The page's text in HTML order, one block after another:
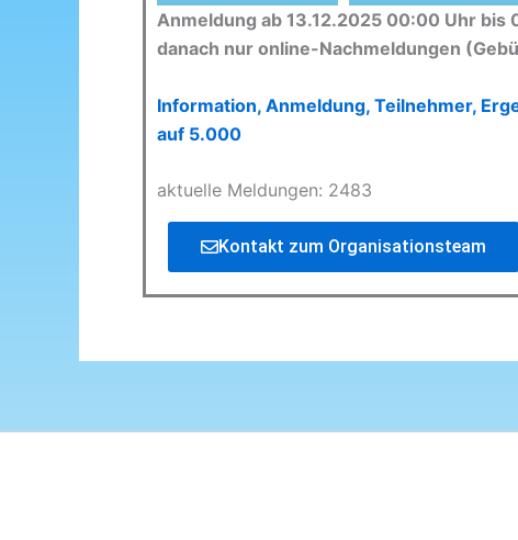
Anmeldung ab 13.12.2025 00:00 Uhr bis
danach nur online-Nachmeldungen
Information, Anmeldung, Teilnehmer,
auf 5.000
aktuelle Meldungen: 2483
Kontakt zum Organisationsteam